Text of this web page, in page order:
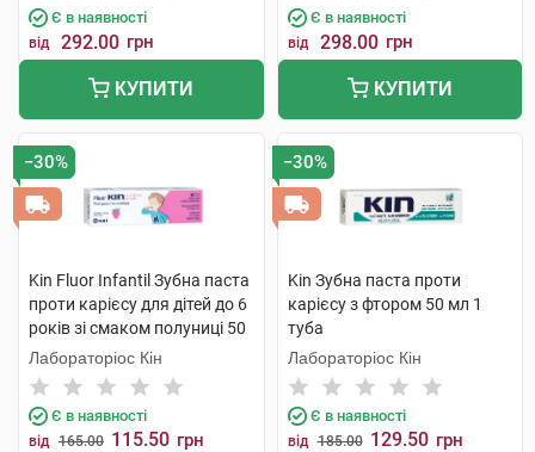
Є в наявності
від 292.00 грн
КУПИТИ
Є в наявності
від 298.00 грн
КУПИТИ
−30%
Kin Fluor Infantil Зубна паста
проти карієсу для дітей до 6
років зі смаком полуниці 50
мл 1 туба
Лабораторіос Кін
Є в наявності
від 165.00 115.50 грн
−30%
Kin Зубна паста проти
карієсу з фтором 50 мл 1
туба
Лабораторіос Кін
Є в наявності
від 185.00 129.50 грн